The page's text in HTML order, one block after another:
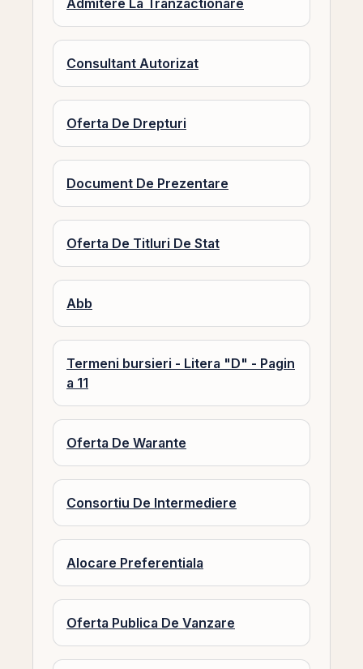
Admitere La Tranzactionare
Consultant Autorizat
Oferta De Drepturi
Document De Prezentare
Oferta De Titluri De Stat
Abb
Termeni bursieri - Litera "D" - Pagin
a 11
Oferta De Warante
Consortiu De Intermediere
Alocare Preferentiala
Oferta Publica De Vanzare